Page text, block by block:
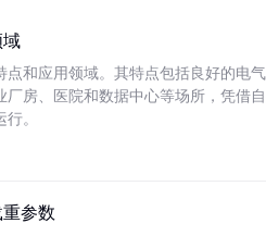
域
和应用领域。其特点包括良好的电
厂房、医院和数据中心等场所，凭借
。
参数